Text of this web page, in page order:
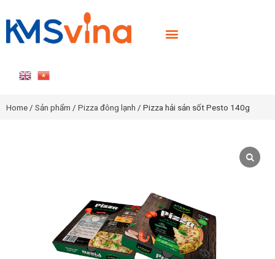
Home / Sản phẩm / Pizza đông lạnh / Pizza hải sản sốt Pesto 140g